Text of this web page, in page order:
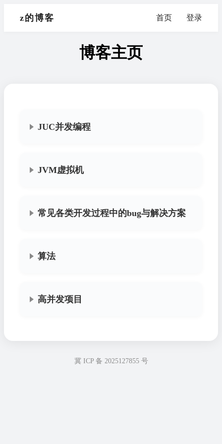
z的博客 首页 登录
博客主页
JUC并发编程
JVM虚拟机
常见各类开发过程中的bug与解决方案
算法
高并发项目
冀 ICP 备 2025127855 号